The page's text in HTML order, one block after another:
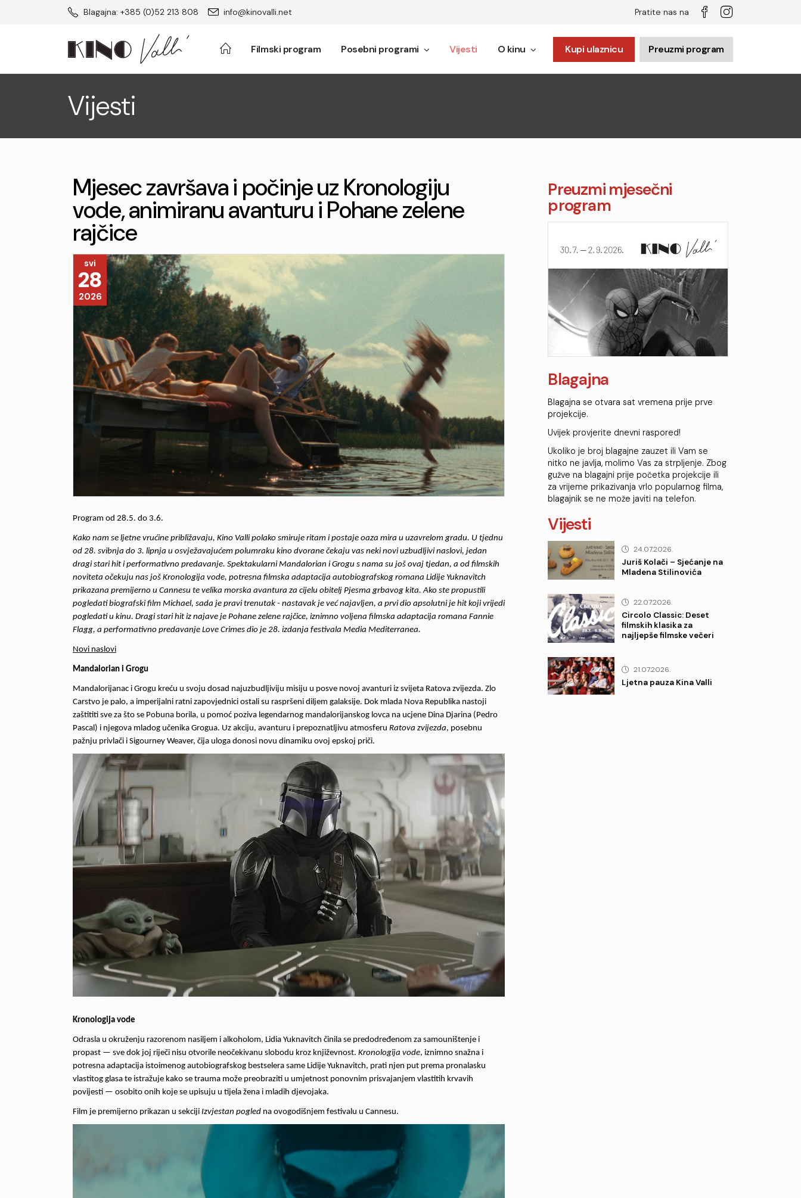
Blagajna: +385 (0)52 213 808 info@kinovalli.net Pratite nas na
Filmski program Posebni programi Vijesti O kinu Kupi ulaznicu Preuzmi program
Vijesti
Mjesec završava i počinje uz Kronologiju
vode, animiranu avanturu i Pohane zelene
rajčice
svi
28
2026
Program od 28.5. do 3.6.
Kako nam se ljetne vrućine približavaju, Kino Valli polako smiruje ritam i postaje oaza mira u uzavrelom gradu. U tjednu
od 28. svibnja do 3. lipnja u osvježavajućem polumraku kino dvorane čekaju vas neki novi uzbudljivi naslovi, jedan
dragi stari hit i performativno predavanje. Spektakularni Mandalorian i Grogu s nama su još ovaj tjedan, a od filmskih
noviteta očekuju nas još Kronologija vode, potresna filmska adaptacija autobiografskog romana Lidije Yuknavitch
prikazana premijerno u Cannesu te velika morska avantura za cijelu obitelj Pjesma grbavog kita. Ako ste propustili
pogledati biografski film Michael, sada je pravi trenutak - nastavak je već najavljen, a prvi dio apsolutni je hit koji vrijedi
pogledati u kinu. Dragi stari hit iz najave je Pohane zelene rajčice, iznimno voljena filmska adaptacija romana Fannie
Flagg, a performativno predavanje Love Crimes dio je 28. izdanja festivala Media Mediterranea.
Novi naslovi
Mandalorian i Grogu
Mandalorijanac i Grogu kreću u svoju dosad najuzbudljiviju misiju u posve novoj avanturi iz svijeta Ratova zvijezda. Zlo
Carstvo je palo, a imperijalni ratni zapovjednici ostali su raspršeni diljem galaksije. Dok mlada Nova Republika nastoji
zaštititi sve za što se Pobuna borila, u pomoć poziva legendarnog mandalorijanskog lovca na ucjene Dina Djarina (Pedro
Pascal) i njegova mladog učenika Grogua. Uz akciju, avanturu i prepoznatljivu atmosferu Ratova zvijezda, posebnu
pažnju privlači i Sigourney Weaver, čija uloga donosi novu dinamiku ovoj epskoj priči.
Kronologija vode
Odrasla u okruženju razorenom nasiljem i alkoholom, Lidia Yuknavitch činila se predodređenom za samouništenje i
propast — sve dok joj riječi nisu otvorile neočekivanu slobodu kroz književnost. Kronologija vode, iznimno snažna i
potresna adaptacija istoimenog autobiografskog bestselera same Lidije Yuknavitch, prati njen put prema pronalasku
vlastitog glasa te istražuje kako se trauma može preobraziti u umjetnost ponovnim prisvajanjem vlastitih krvavih
povijesti — osobito onih koje se upisuju u tijela žena i mladih djevojaka.
Film je premijerno prikazan u sekciji Izvjestan pogled na ovogodišnjem festivalu u Cannesu.
Preuzmi mjesečni
program
Blagajna
Blagajna se otvara sat vremena prije prve
projekcije.
Uvijek provjerite dnevni raspored!
Ukoliko je broj blagajne zauzet ili Vam se
nitko ne javlja, molimo Vas za strpljenje. Zbog
gužve na blagajni prije početka projekcije ili
za vrijeme prikazivanja vrlo popularnog filma,
blagajnik se ne može javiti na telefon.
Vijesti
24.07.2026.
Juriš Kolači – Sjećanje na
Mladena Stilinovića
22.07.2026.
Circolo Classic: Deset
filmskih klasika za
najljepše filmske večeri
21.07.2026.
Ljetna pauza Kina Valli